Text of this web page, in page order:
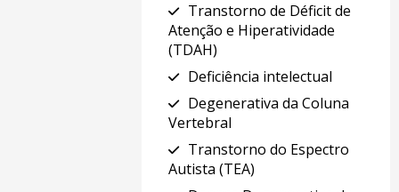
Transtorno de Déficit de
Atenção e Hiperatividade
(TDAH)
Deficiência intelectual
Degenerativa da Coluna
Vertebral
Transtorno do Espectro
Autista (TEA)